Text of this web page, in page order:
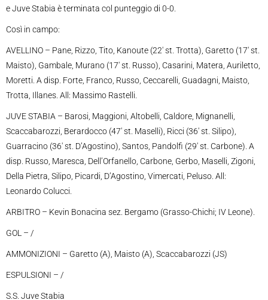
e Juve Stabia è terminata col punteggio di 0-0.
Così in campo:
AVELLINO – Pane, Rizzo, Tito, Kanoute (22′ st. Trotta), Garetto (17′ st.
Maisto), Gambale, Murano (17′ st. Russo), Casarini, Matera, Auriletto,
Moretti. A disp. Forte, Franco, Russo, Ceccarelli, Guadagni, Maisto,
Trotta, Illanes. All: Massimo Rastelli.
JUVE STABIA – Barosi, Maggioni, Altobelli, Caldore, Mignanelli,
Scaccabarozzi, Berardocco (47′ st. Maselli), Ricci (36′ st. Silipo),
Guarracino (36′ st. D’Agostino), Santos, Pandolfi (29′ st. Carbone). A
disp. Russo, Maresca, Dell’Orfanello, Carbone, Gerbo, Maselli, Zigoni,
Della Pietra, Silipo, Picardi, D’Agostino, Vimercati, Peluso. All:
Leonardo Colucci.
ARBITRO – Kevin Bonacina sez. Bergamo (Grasso-Chichi; IV Leone).
GOL – /
AMMONIZIONI – Garetto (A), Maisto (A), Scaccabarozzi (JS)
ESPULSIONI – /
S.S. Juve Stabia